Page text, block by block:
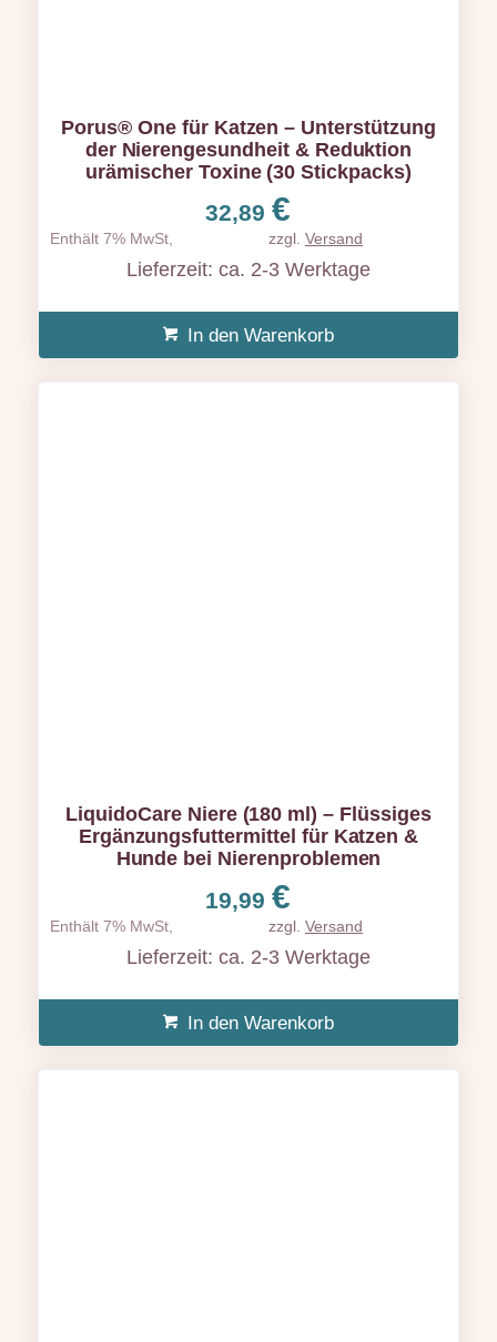
Porus® One für Katzen – Unterstützung
der Nierengesundheit & Reduktion
urämischer Toxine (30 Stickpacks)
32,89€
Enthält 7% MwSt, zzgl. Versand
Lieferzeit: ca. 2-3 Werktage
In den Warenkorb
LiquidoCare Niere (180 ml) – Flüssiges
Ergänzungsfuttermittel für Katzen &
Hunde bei Nierenproblemen
19,99€
Enthält 7% MwSt, zzgl. Versand
Lieferzeit: ca. 2-3 Werktage
In den Warenkorb